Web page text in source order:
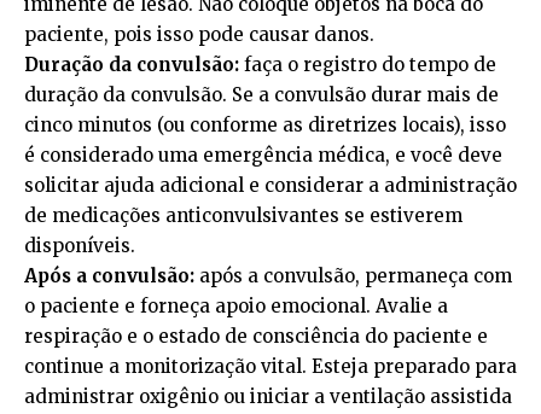
iminente de lesão. Não coloque objetos na boca do
paciente, pois isso pode causar danos.
Duração da convulsão: faça o registro do tempo de
duração da convulsão. Se a convulsão durar mais de
cinco minutos (ou conforme as diretrizes locais), isso
é considerado uma emergência médica, e você deve
solicitar ajuda adicional e considerar a administração
de medicações anticonvulsivantes se estiverem
disponíveis.
Após a convulsão: após a convulsão, permaneça com
o paciente e forneça apoio emocional. Avalie a
respiração e o estado de consciência do paciente e
continue a monitorização vital. Esteja preparado para
administrar oxigênio ou iniciar a ventilação assistida